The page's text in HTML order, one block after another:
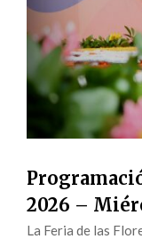
2026 –
La Feria de las